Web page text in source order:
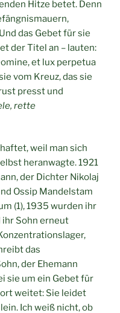
Hitze betet. Denn
das Gebet für sie
der Titel an – lauten:
et lux perpetua
vom Kreuz, das sie
presst und
rette
weil man sich
heranwagte. 1921
der Dichter Nikolaj
Ossip Mandelstam
(1), 1935 wurden ihr
ihr Sohn erneut
das
der Ehemann
sie um ein Gebet für
weitet: Sie leidet
Ich weiß nicht, ob